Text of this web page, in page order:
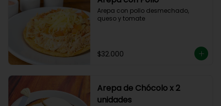
Arepa con pollo desmechado,
queso y tomate
$32.000
Arepa de Chócolo x 2
unidades